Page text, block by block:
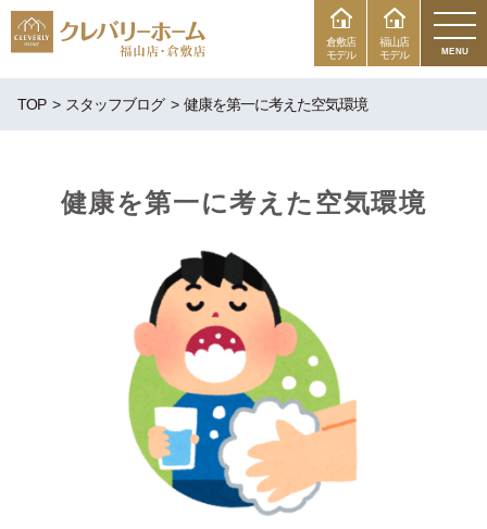
福山店
モデル
倉敷店
モデル
MENU
TOP スタッフブログ 健康を第一に考えた空気環境
健康を第一に考えた空気環境